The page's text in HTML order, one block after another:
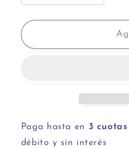
cantidad
para
flor
cantidad
para
flor
Paga hasta en 3 cuotas
débito y sin interés